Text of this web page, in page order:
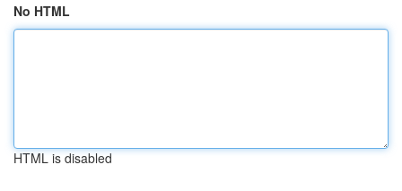
No HTML
HTML is disabled